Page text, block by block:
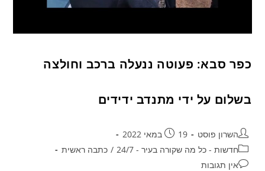
כפר סבא: פעוטה ננעלה ברכב וחולצה
בשלום על ידי מתנדב ידידים
השרון פוסט
19 במאי 2022
חדשות - כל מה שקורה בעיר - 24/7
/ כתבה ראשית
אין תגובות